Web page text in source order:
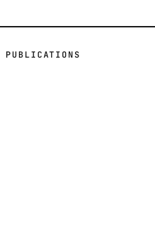
PUBLICATIONS